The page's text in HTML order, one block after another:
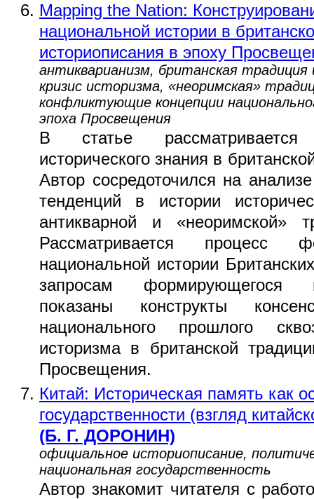
Mapping the Nation:
национальной истории в
историописания в эпоху
антикварианизм, британская традиция
кризис историзма, «неоримская»
конфликтующие концепции
эпоха Просвещения
В статье рассматривается
исторического знания в
Автор сосредоточился на
тенденций в истории
антикварной и «неоримской»
Рассматривается процесс
национальной истории
запросам формирующегося
показаны конструкты
национального прошлого
историзма в британской
Просвещения.
Китай: Историческая память как
государственности (взгляд
(Б. Г. ДОРОНИН)
официальное историописание,
национальная государственность
Автор знакомит читателя с